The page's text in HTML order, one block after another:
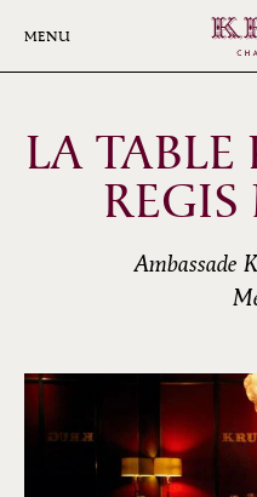
MENU
LA TABLE
Ambassade